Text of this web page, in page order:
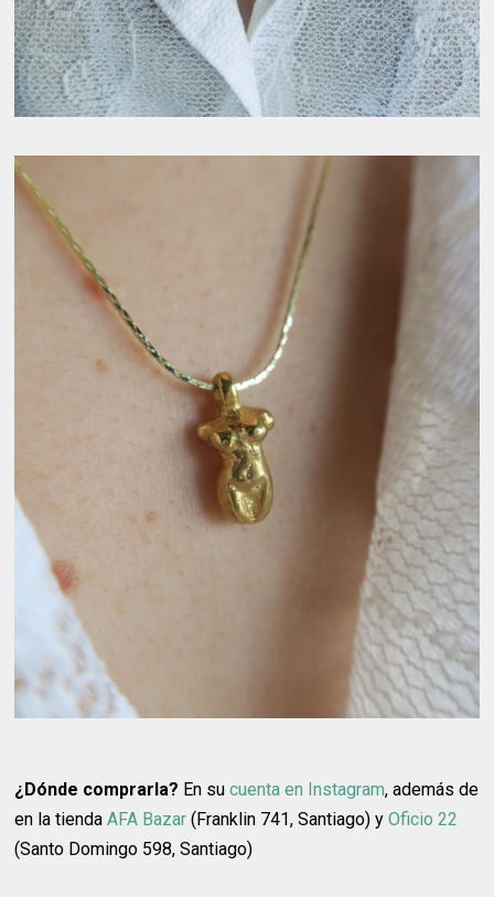
¿Dónde comprarla? En sucuenta en Instagram, además de
en la tiendaAFA Bazar (Franklin 741, Santiago) yOficio 22
(Santo Domingo 598, Santiago)